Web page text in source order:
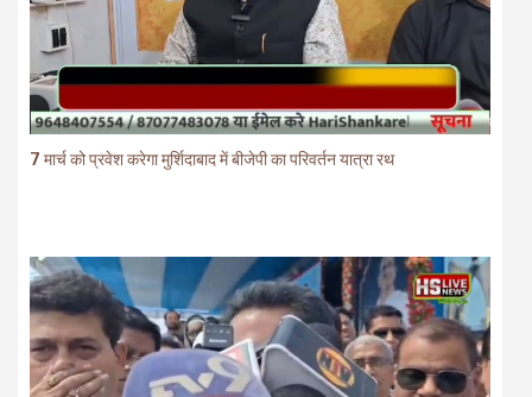
7 मार्च को प्रवेश करेगा मुर्शिदाबाद में बीजेपी का परिवर्तन यात्रा रथ